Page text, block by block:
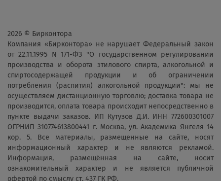
2026 © Бирконтора
Компания «Бирконтора» не нарушает Федеральный закон
от 22.11.1995 N 171-ФЗ "О государственном регулировании
производства и оборота этилового спирта, алкогольной и
спиртосодержащей продукции и об ограничении
потребления (распития) алкогольной продукции": мы не
осуществляем дистанционную торговлю; доставка товара не
производится, оплата товара происходит непосредственно в
пункте выдачи заказов. ИП Кутузов Д.И. ИНН 772600301007
ОГРНИП 310774613800441 г. Москва, ул. Академика Янгеля 14
кор. 5. Все материалы, размещенные на сайте, носят
информационный характер и не являются рекламой.
Информация, размещённая на сайте, носит
ознакомительный характер и не является публичной
офертой по смыслу ст. 437 ГК РФ.